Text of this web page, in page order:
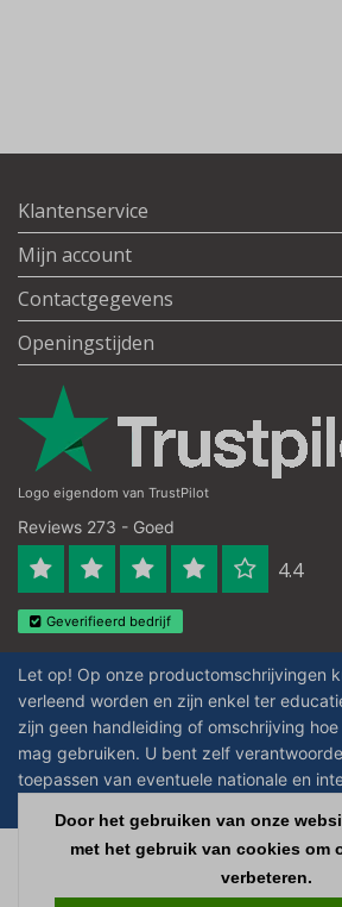
Klantenservice
Mijn account
Contactgegevens
Openingstijden
Logo eigendom van TrustPilot
Reviews 273 - Goed
4.4
Geverifieerd bedrijf
Let op! Op onze productomschrijvingen
verleend worden en zijn enkel ter
zijn geen handleiding of omschrijving
mag gebruiken. U bent zelf
toepassen van eventuele nationale en
Copyright © 2026 - Laboratorium Discounter - All
Alle bedragen zijn exclusief BTW
Door het gebruiken van onze
met het gebruik van cookies om
verbeteren.